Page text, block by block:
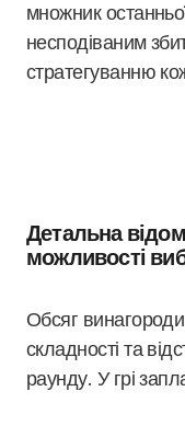
множник
несподіваним
стратегуванню
Детальна
можливості
Обсяг
складності та
раунду. У грі